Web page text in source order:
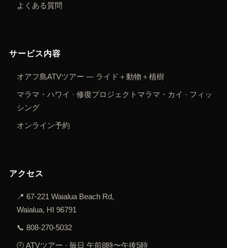
よくある質問
サービス内容
オアフ島ATVツアー — ライド＋動物＋植樹
マラマ・ハワイ · 修復プロジェクト マラマ・カイ · フィッ
シング
オンライン予約
アクセス
📍 67-221 Waialua Beach Rd,
Waialua, HI 96791
📞 808-270-5032
🕘 ATVツアー · 毎日 午前8時〜午後5時